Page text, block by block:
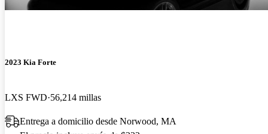
2023 Kia Forte
LXS FWD 56,214 millas
Entrega a domicilio desde Norwood, MA